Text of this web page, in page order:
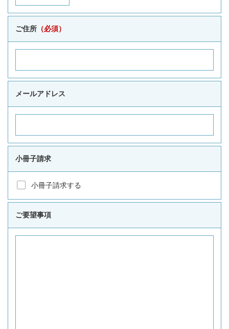
ご住所 （必須）
メールアドレス
小冊子請求
小冊子請求する
ご要望事項